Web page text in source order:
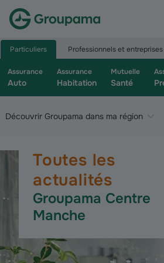
Particuliers Professionnels et entreprises
Assurance
Auto
Assurance
Habitation
Mutuelle
Santé
Découvrir Groupama dans ma région
Toutes les
actualités
Groupama Centre
Manche